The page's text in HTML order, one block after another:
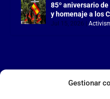
Gestionar
85º aniversario
y homenaje a los
Jul 15, 2026 |
LA FALANGE